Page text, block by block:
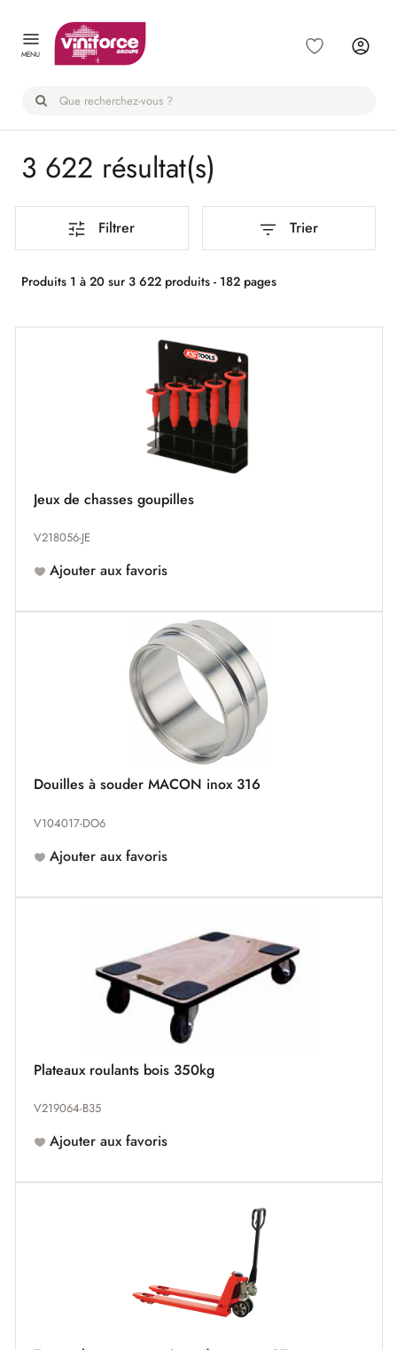
MENU
3 622 résultat(s)
Filtrer Trier
Produits 1 à 20 sur 3 622 produits - 182 pages
Jeux de chasses goupilles
V218056-JE
Ajouter aux favoris
Douilles à souder MACON inox 316
V104017-DO6
Ajouter aux favoris
Plateaux roulants bois 350kg
V219064-B35
Ajouter aux favoris